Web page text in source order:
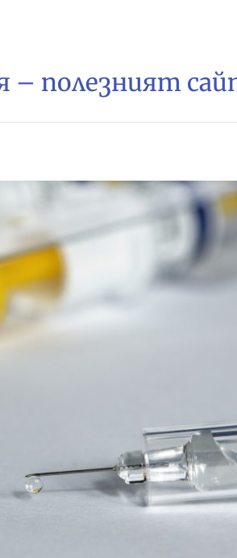
– полезният